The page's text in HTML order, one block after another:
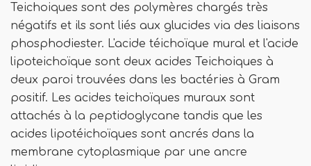
Teichoiques sont des polymères chargés très
négatifs et ils sont liés aux glucides via des liaisons
phosphodiester. L'acide téichoïque mural et l'acide
lipoteichoïque sont deux acides Teichoiques à
deux paroi trouvées dans les bactéries à Gram
positif. Les acides teichoïques muraux sont
attachés à la peptidoglycane tandis que les
acides lipotéichoïques sont ancrés dans la
membrane cytoplasmique par une ancre